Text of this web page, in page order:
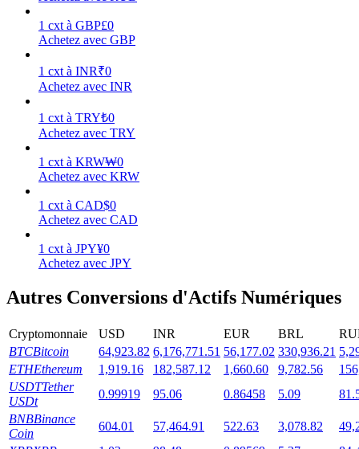
Jalonnement
Des rendements élevés et un accès instantané
Launchpool
Staking flexible pour gagner des jetons populaires
1 cxt à GBP£0
Achetez avec GBP
1 cxt à INR₹0
Achetez avec INR
1 cxt à TRY₺0
Achetez avec TRY
1 cxt à KRW₩0
Achetez avec KRW
1 cxt à CAD$0
Achetez avec CAD
1 cxt à JPY¥0
Achetez avec JPY
Autres Conversions d'Actifs Numériques
Cryptomonnaie USD INR EUR BRL
BTCBitcoin 64,923.82 6,176,771.51 56,177.02 330,936.21
ETHEthereum 1,919.16 182,587.12 1,660.60 9,782.56
USDTTether
USDt
0.99919 95.06 0.86458 5.09
BNBBinance
Coin
604.01 57,464.91 522.63 3,078.82